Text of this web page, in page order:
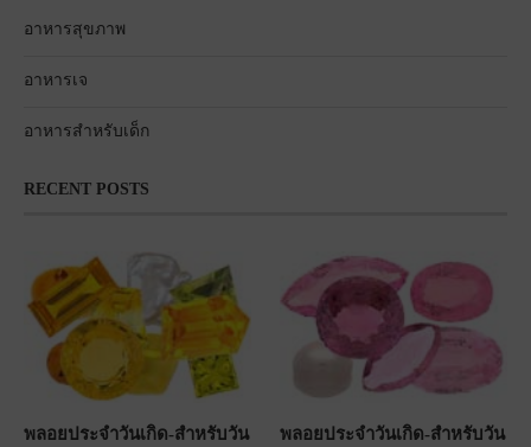
อาหารสุขภาพ
อาหารเจ
อาหารสำหรับเด็ก
RECENT POSTS
พลอยประจำวันเกิด-สำหรับวัน
พลอยประจำวันเกิด-สำหรับวัน